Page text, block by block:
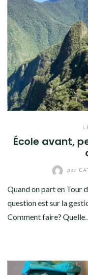
École avant,
par
Quand on part en Tour
question est sur la
Comment faire? Quelle…
AMÉRIQUE CENTRALE
AMÉRIQUE DU SUD
TOUR DU MONDE
ETATS D’ÂME
ETATS-UNIS
COSTA RICA
THAILANDE
CONTACT